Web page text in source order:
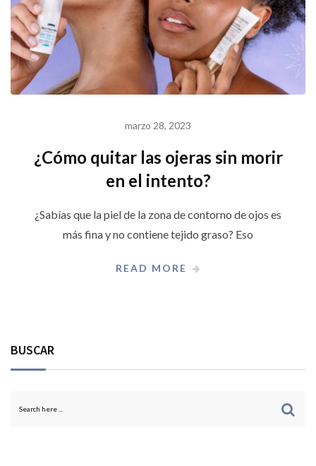
marzo 28, 2023
¿Cómo quitar las ojeras sin morir
en el intento?
¿Sabías que la piel de la zona de contorno de ojos es
más fina y no contiene tejido graso? Eso
READ MORE
BUSCAR